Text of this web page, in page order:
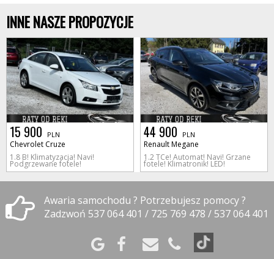
INNE NASZE PROPOZYCJE
15 900 PLN
Chevrolet Cruze
1.8 B! Klimatyzacja! Navi!
Podgrzewane fotele!
44 900 PLN
Renault Megane
1.2 TCe! Automat! Navi! Grzane
fotele! Klimatronik! LED!
Awaria samochodu ? Potrzebujesz pomocy ?
Zadzwoń 537 064 401 / 725 769 478 / 537 064 401